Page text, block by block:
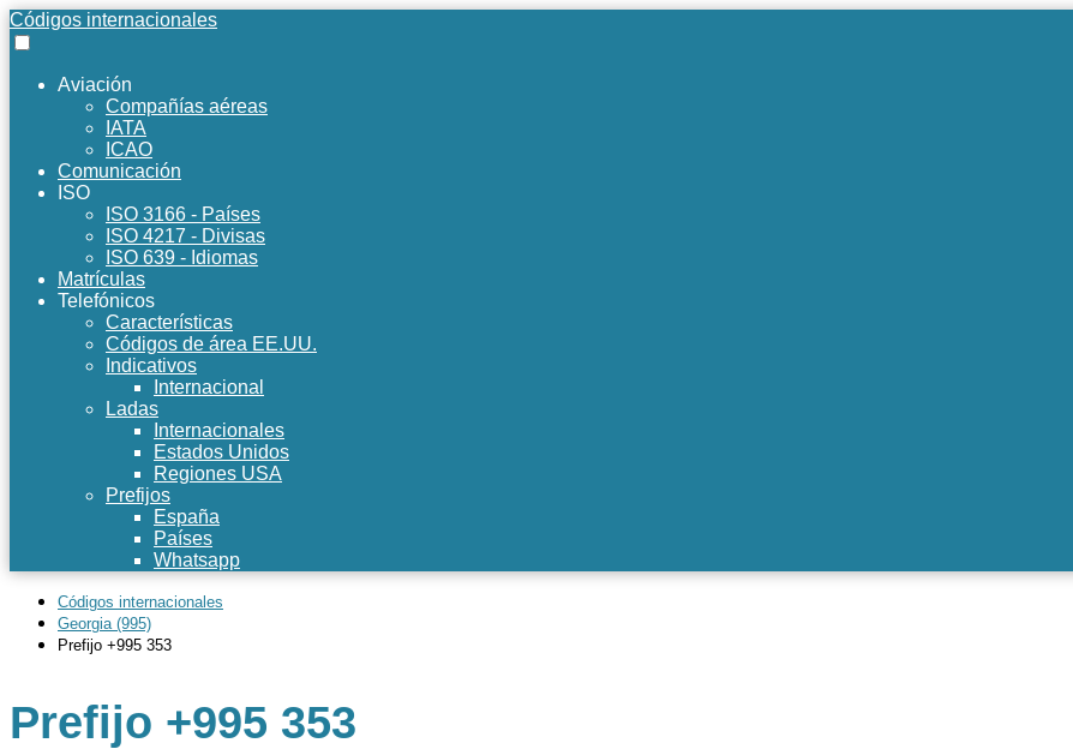
Códigos internacionales
Aviación
Compañías aéreas
IATA
ICAO
Comunicación
ISO
ISO 3166 - Países
ISO 4217 - Divisas
ISO 639 - Idiomas
Matrículas
Telefónicos
Características
Códigos de área EE.UU.
Indicativos
Internacional
Ladas
Internacionales
Estados Unidos
Regiones USA
Prefijos
España
Países
Whatsapp
Códigos internacionales
Georgia (995)
Prefijo +995 353
Prefijo +995 353